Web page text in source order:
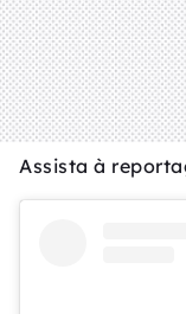
Assista à